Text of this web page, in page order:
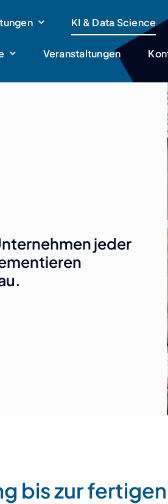
KI & Data Science
Veranstaltungen
jeder
bis zur